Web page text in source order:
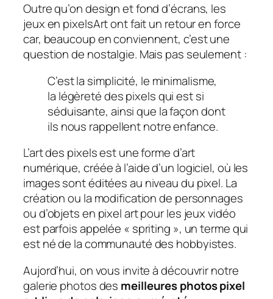
Outre qu’on design et fond d’écrans, les
jeux en pixelsArt ont fait un retour en force
car, beaucoup en conviennent, c’est une
question de nostalgie. Mais pas seulement :
C’est la simplicité, le minimalisme,
la légèreté des pixels qui est si
séduisante, ainsi que la façon dont
ils nous rappellent notre enfance.
L’art des pixels est une forme d’art
numérique, créée à l’aide d’un logiciel, où les
images sont éditées au niveau du pixel. La
création ou la modification de personnages
ou d’objets en pixel art pour les jeux vidéo
est parfois appelée « spriting », un terme qui
est né de la communauté des hobbyistes.
Aujord’hui, on vous invite à découvrir notre
galerie photos des meilleures photos pixel